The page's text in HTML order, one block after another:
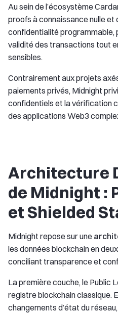
Au sein de l’écosystème
proofs à connaissance nulle et
confidentialité
validité des transactions tout
sensibles.
Contrairement aux projets
paiements privés, Midnight
confidentiels et la vérification
des applications Web3
Architecture
de Midnight :
et Shielded
Midnight repose sur une
les données blockchain en
conciliant transparence et
La première couche, le Public
registre blockchain classique.
changements d’état du